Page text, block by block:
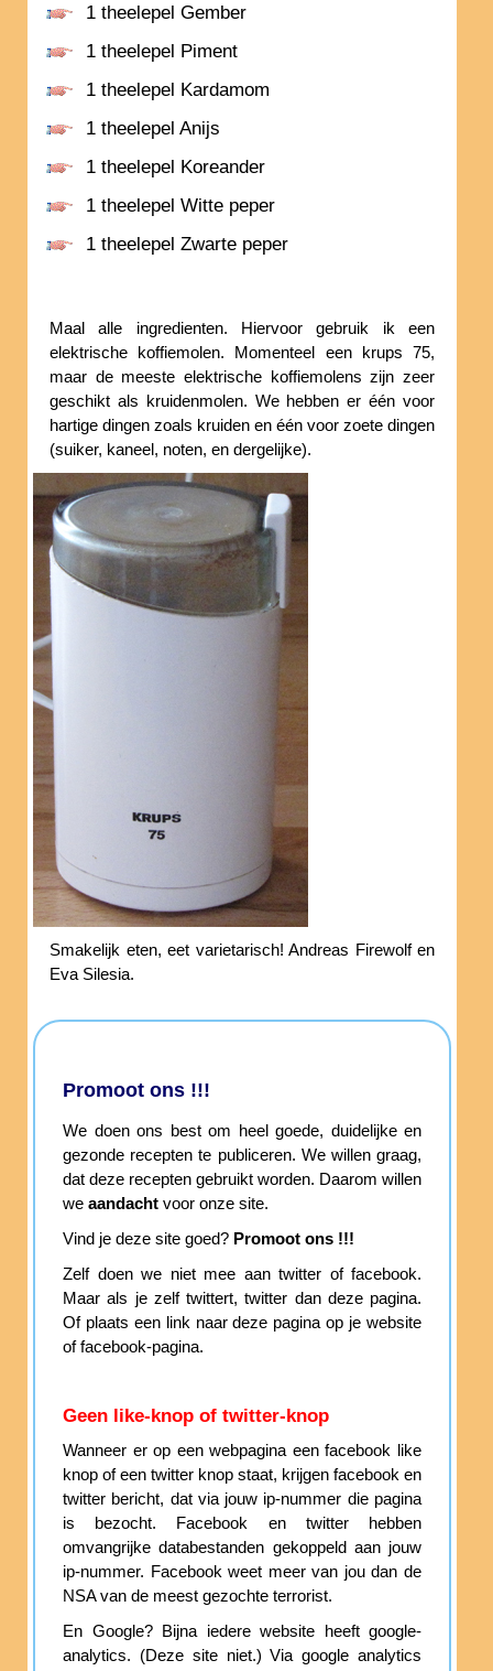
1 theelepel Gember
1 theelepel Piment
1 theelepel Kardamom
1 theelepel Anijs
1 theelepel Koreander
1 theelepel Witte peper
1 theelepel Zwarte peper
Maal alle ingredienten. Hiervoor gebruik ik een
elektrische koffiemolen. Momenteel een krups 75,
maar de meeste elektrische koffiemolens zijn zeer
geschikt als kruidenmolen. We hebben er één voor
hartige dingen zoals kruiden en één voor zoete dingen
(suiker, kaneel, noten, en dergelijke).
Smakelijk eten, eet varietarisch! Andreas Firewolf en
Eva Silesia.
Promoot ons !!!
We doen ons best om heel goede, duidelijke en
gezonde recepten te publiceren. We willen graag,
dat deze recepten gebruikt worden. Daarom willen
we aandacht voor onze site.
Vind je deze site goed? Promoot ons !!!
Zelf doen we niet mee aan twitter of facebook.
Maar als je zelf twittert, twitter dan deze pagina.
Of plaats een link naar deze pagina op je website
of facebook-pagina.
Geen like-knop of twitter-knop
Wanneer er op een webpagina een facebook like
knop of een twitter knop staat, krijgen facebook en
twitter bericht, dat via jouw ip-nummer die pagina
is bezocht. Facebook en twitter hebben
omvangrijke databestanden gekoppeld aan jouw
ip-nummer. Facebook weet meer van jou dan de
NSA van de meest gezochte terrorist.
En Google? Bijna iedere website heeft google-
analytics. (Deze site niet.) Via google analytics